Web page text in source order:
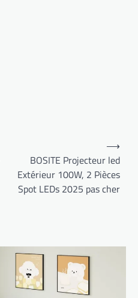
BOSITE Projecteur led
Extérieur 100W, 2 Pièces
Spot LEDs 2025 pas cher
⟶